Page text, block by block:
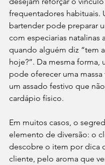
frequentadores habituais.
bartender pode preparar
com especiarias natalinas
quando alguém diz “tem
hoje?”. Da mesma forma,
pode oferecer uma massa
um assado festivo que
cardápio físico.
Em muitos casos, o
elemento de diversão: o
descobre o item por dica
cliente, pelo aroma que